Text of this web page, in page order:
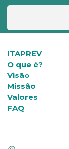
ITAPREV
O que é?
Visão
Missão
Valores
FAQ